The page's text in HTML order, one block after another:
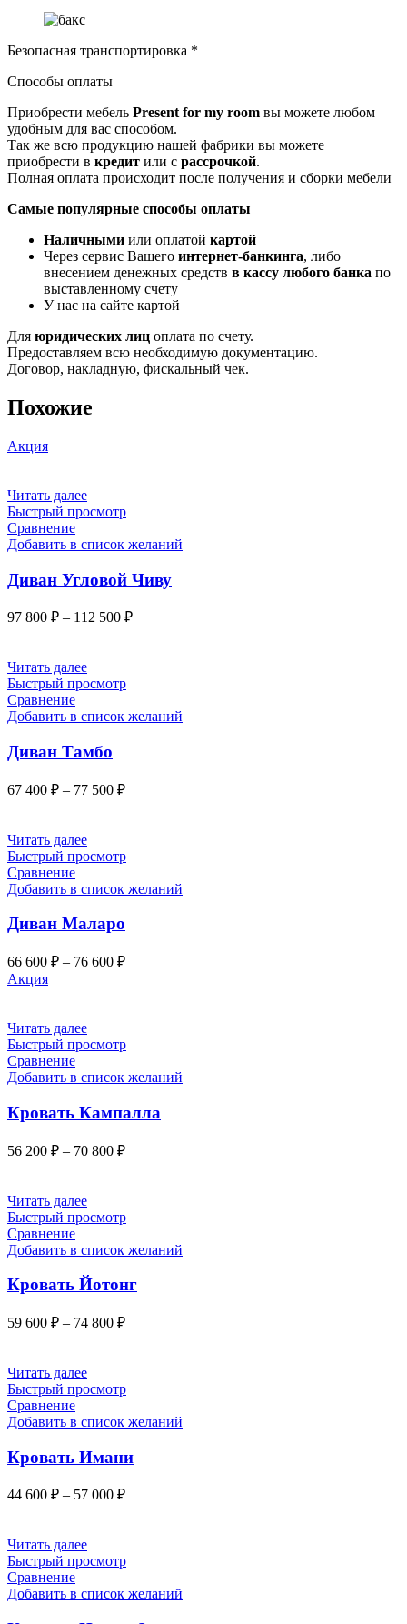
Безопасная транспортировка *
Способы оплаты
Приобрести мебель Present for my room вы можете любом
удобным для вас способом.
Так же всю продукцию нашей фабрики вы можете
приобрести в кредит или с рассрочкой.
Полная оплата происходит после получения и сборки мебели
Самые популярные способы оплаты
Наличными или оплатой картой
Через сервис Вашего интернет-банкинга, либо
внесением денежных средств в кассу любого банка по
выставленному счету
У нас на сайте картой
Для юридических лиц оплата по счету.
Предоставляем всю необходимую документацию.
Договор, накладную, фискальный чек.
Похожие
Акция
Читать далееЭтот
товар
несколько
Опции
можно
выбрать
на
Быстрый просмотр
Сравнение
Добавить в список желаний
Диван Угловой Чиву
97 800 ₽ – 112 500 ₽Диапазон
500 ₽
Читать далееЭтот
товар
несколько
Опции
можно
выбрать
на
Быстрый просмотр
Сравнение
Добавить в список желаний
Диван Тамбо
67 400 ₽ – 77 500 ₽Диапазон
–
500 ₽
Читать далееЭтот
товар
несколько
Опции
можно
выбрать
на
Быстрый просмотр
Сравнение
Добавить в список желаний
Диван Маларо
66 600 ₽ – 76 600 ₽Диапазон
76
Акция
Читать далееЭтот
товар
несколько
Опции
можно
выбрать
на
Быстрый просмотр
Сравнение
Добавить в список желаний
Кровать Кампалла
56 200 ₽ – 70 800 ₽Диапазон
–
800 ₽
Читать далееЭтот
товар
несколько
Опции
выбрать
на
Быстрый просмотр
Сравнение
Добавить в список желаний
Кровать Йотонг
59 600 ₽ – 74 800 ₽Диапазон
–
800 ₽
Читать далееЭтот
товар
несколько
Опции
можно
выбрать
на
Быстрый просмотр
Сравнение
Добавить в список желаний
Кровать Имани
44 600 ₽ – 57 000 ₽Диапазон
–
000 ₽
Читать далееЭтот
товар
несколько
Быстрый просмотр
Сравнение
Добавить в список желаний